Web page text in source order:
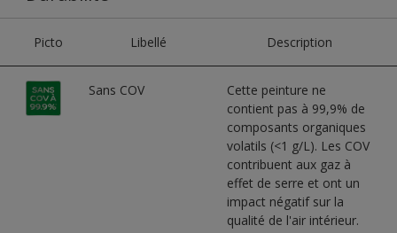
Picto Libellé Description
Sans COV
Cette peinture ne
contient pas à 99,9% de
composants organiques
volatils (<1 g/L). Les COV
contribuent aux gaz à
effet de serre et ont un
impact négatif sur la
qualité de l'air intérieur.